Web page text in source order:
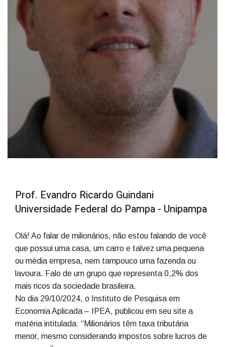
Prof. Evandro Ricardo Guindani
Universidade Federal do Pampa - Unipampa
Olá! Ao falar de milionários, não estou falando de você
que possui uma casa, um carro e talvez uma pequena
ou média empresa, nem tampouco uma fazenda ou
lavoura. Falo de um grupo que representa 0,2% dos
mais ricos da sociedade brasileira.
No dia 29/10/2024, o Instituto de Pesquisa em